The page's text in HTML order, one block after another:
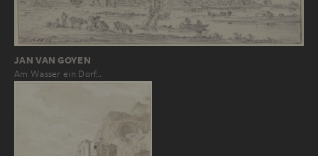
JAN VAN GOYEN
Am Wasser ein Dorf…